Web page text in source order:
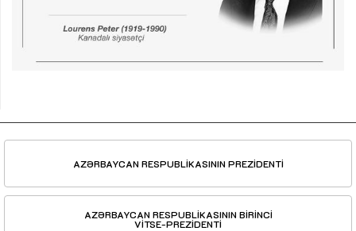
AZƏRBAYCAN RESPUBLİKASININ PREZİDENTİ
AZƏRBAYCAN RESPUBLİKASININ BİRİNCİ
VİTSE-PREZİDENTİ